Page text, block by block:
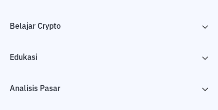
Belajar Crypto
Edukasi
Analisis Pasar